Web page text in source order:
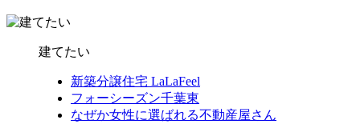
建てたい
新築分譲住宅 LaLaFeel
フォーシーズン千葉東
なぜか女性に選ばれる不動産屋さん